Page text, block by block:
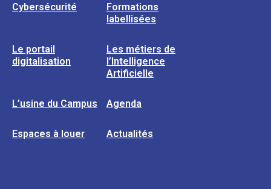
Cybersécurité
Formations
labellisées
Le portail
digitalisation
Les métiers de
l’Intelligence
Artificielle
L’usine du Campus Agenda
Espaces à louer Actualités